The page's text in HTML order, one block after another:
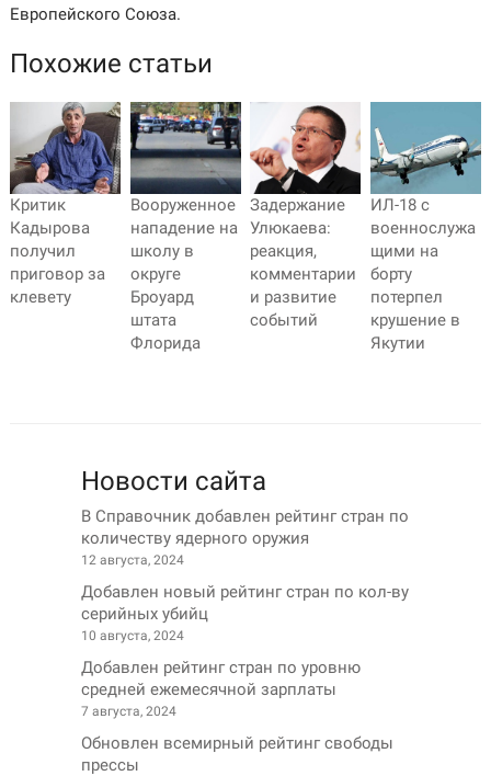
Европейского Союза.
Похожие статьи
Критик
Кадырова
получил
приговор за
клевету
Вооруженное
нападение на
школу в
округе
Броуард
штата
Флорида
Задержание
Улюкаева:
реакция,
комментарии
и развитие
событий
ИЛ-18 с
военнослужа
щими на
борту
потерпел
крушение в
Якутии
Новости сайта
В Справочник добавлен рейтинг стран по
количеству ядерного оружия
12 августа, 2024
Добавлен новый рейтинг стран по кол-ву
серийных убийц
10 августа, 2024
Добавлен рейтинг стран по уровню
средней ежемесячной зарплаты
7 августа, 2024
Обновлен всемирный рейтинг свободы
прессы